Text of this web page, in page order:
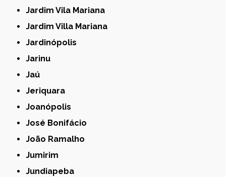
Jardim Vila Mariana
Jardim Villa Mariana
Jardinópolis
Jarinu
Jaú
Jeriquara
Joanópolis
José Bonifácio
João Ramalho
Jumirim
Jundiapeba